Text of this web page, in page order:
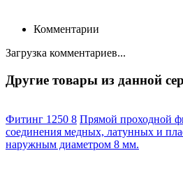
Комментарии
Загрузка комментариев...
Другие товары из данной
Фитинг 1250 8 Прямой проходной
соединения медных, латунных и
наружным диаметром 8 мм.